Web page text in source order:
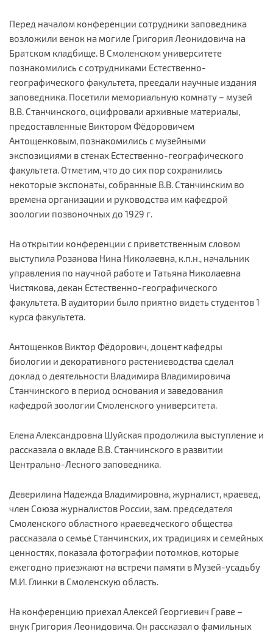
Перед началом конференции сотрудники заповедника
возложили венок на могиле Григория Леонидовича на
Братском кладбище. В Смоленском университете
познакомились с сотрудниками Естественно-
географического факультета, преедали научные издания
заповедника. Посетили мемориальную комнату – музей
В.В. Станчинского, оцифровали архивные материалы,
предоставленные Виктором Фёдоровичем
Антощенковым, познакомились с музейными
экспозициями в стенах Естественно-географического
факультета. Отметим, что до сих пор сохранились
некоторые экспонаты, собранные В.В. Станчинским во
времена организации и руководства им кафедрой
зоологии позвоночных до 1929 г.
На открытии конференции с приветственным словом
выступила Розанова Нина Николаевна, к.п.н., начальник
управления по научной работе и Татьяна Николаевна
Чистякова, декан Естественно-географического
факультета. В аудитории было приятно видеть студентов 1
курса факультета.
Антощенков Виктор Фёдорович, доцент кафедры
биологии и декоративного растениеводства сделал
доклад о деятельности Владимира Владимировича
Станчинского в период основания и заведования
кафедрой зоологии Смоленского университета.
Елена Александровна Шуйская продолжила выступление и
рассказала о вкладе В.В. Станчинского в развитии
Центрально-Лесного заповедника.
Деверилина Надежда Владимировна, журналист, краевед,
член Союза журналистов России, зам. председателя
Смоленского областного краеведческого общества
рассказала о семье Станчинских, их традициях и семейных
ценностях, показала фотографии потомков, которые
ежегодно приезжают на встречи памяти в Музей-усадьбу
М.И. Глинки в Смоленскую область.
На конференцию приехал Алексей Георгиевич Граве –
внук Григория Леонидовича. Он рассказал о фамильных